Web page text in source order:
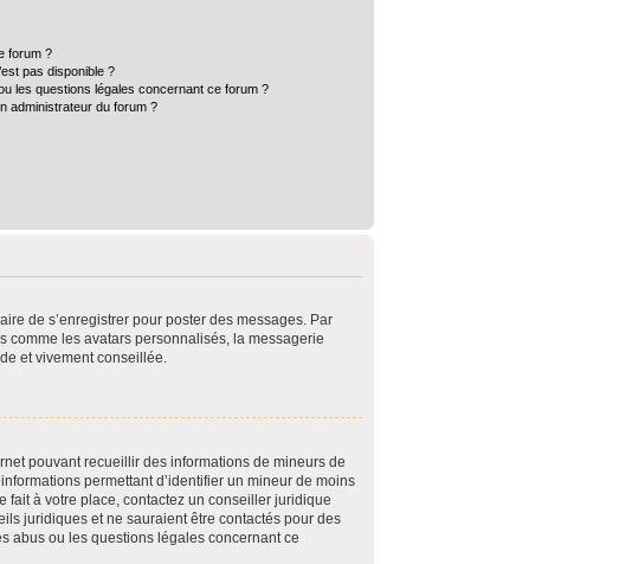
forum ?
pas disponible ?
les questions légales concernant ce forum ?
administrateur du forum ?
de s’enregistrer pour poster des messages. Par
comme les avatars personnalisés, la messagerie
et vivement conseillée.
pouvant recueillir des informations de mineurs de
permettant d’identifier un mineur de moins
fait à votre place, contactez un conseiller juridique
juridiques et ne sauraient être contactés pour des
abus ou les questions légales concernant ce